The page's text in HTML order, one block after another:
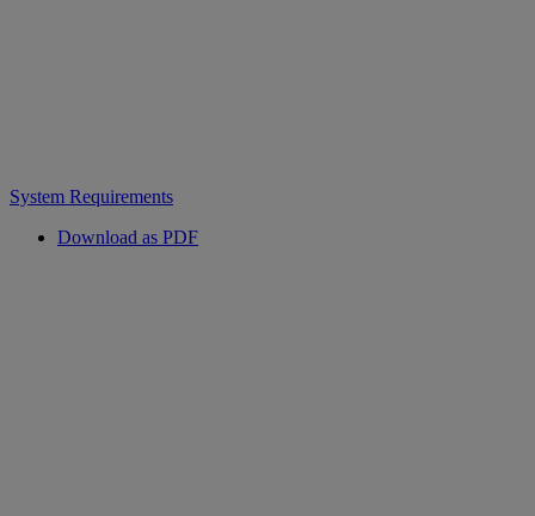
System Requirements
Download as PDF